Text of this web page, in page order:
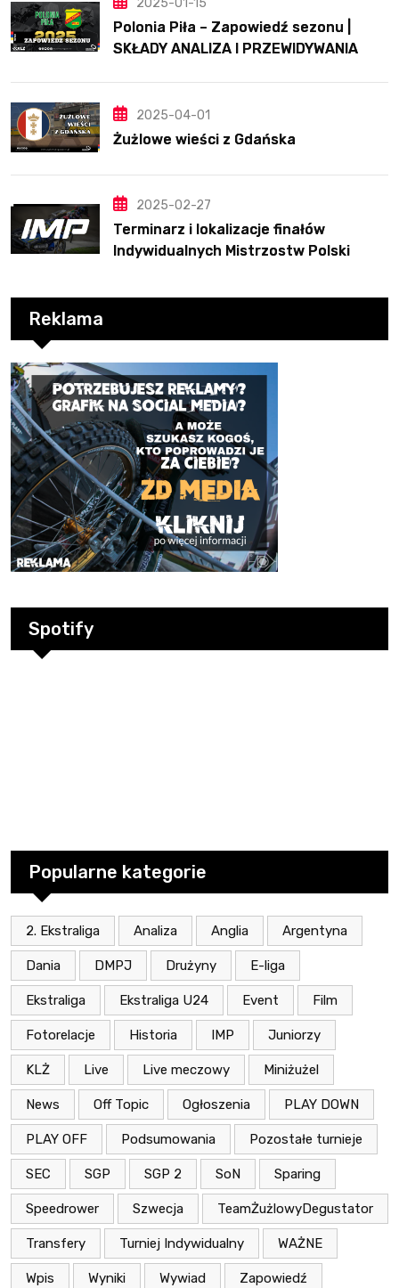
2025-01-15
Polonia Piła – Zapowiedź sezonu |
SKŁADY ANALIZA I PRZEWIDYWANIA
2025-04-01
Żużlowe wieści z Gdańska
2025-02-27
Terminarz i lokalizacje finałów
Indywidualnych Mistrzostw Polski
Reklama
Spotify
Popularne kategorie
2. Ekstraliga Analiza Anglia Argentyna
Dania DMPJ Drużyny E-liga
Ekstraliga Ekstraliga U24 Event Film
Fotorelacje Historia IMP Juniorzy
KLŻ Live Live meczowy Miniżużel
News Off Topic Ogłoszenia PLAY DOWN
PLAY OFF Podsumowania Pozostałe turnieje
SEC SGP SGP 2 SoN Sparing
Speedrower Szwecja TeamŻużlowyDegustator
Transfery Turniej Indywidualny WAŻNE
Wpis Wyniki Wywiad Zapowiedź